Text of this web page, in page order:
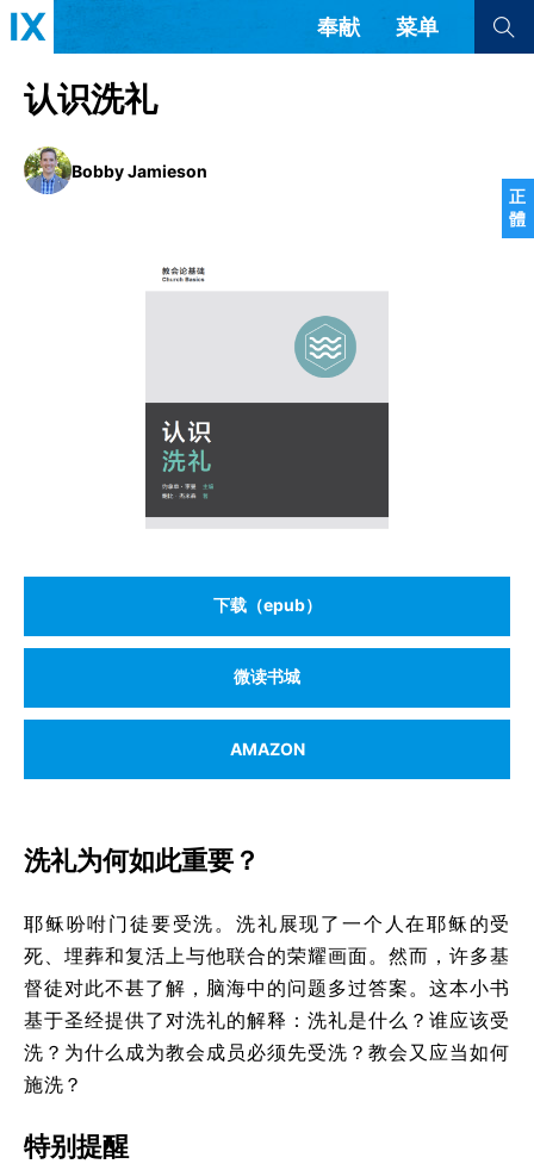
正
體
奉献 菜单
文章 书评
解经式讲道与神学
成员制与教会纪律
团契生活与祷告
查看全部
查看全部
隐私条款
达里语
罗马尼亚语
意大利语
土耳其语
阿尔巴尼亚语
塞尔维亚语 柬埔寨语
认识洗礼
Bobby Jamieson
下载（epub）
微读书城
AMAZON
洗礼为何如此重要？
耶稣吩咐门徒要受洗。洗礼展现了一个人在耶稣的受
死、埋葬和复活上与他联合的荣耀画面。然而，许多基
督徒对此不甚了解，脑海中的问题多过答案。这本小书
基于圣经提供了对洗礼的解释：洗礼是什么？谁应该受
洗？为什么成为教会成员必须先受洗？教会又应当如何
施洗？
特别提醒